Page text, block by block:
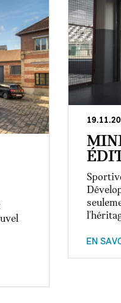
EN